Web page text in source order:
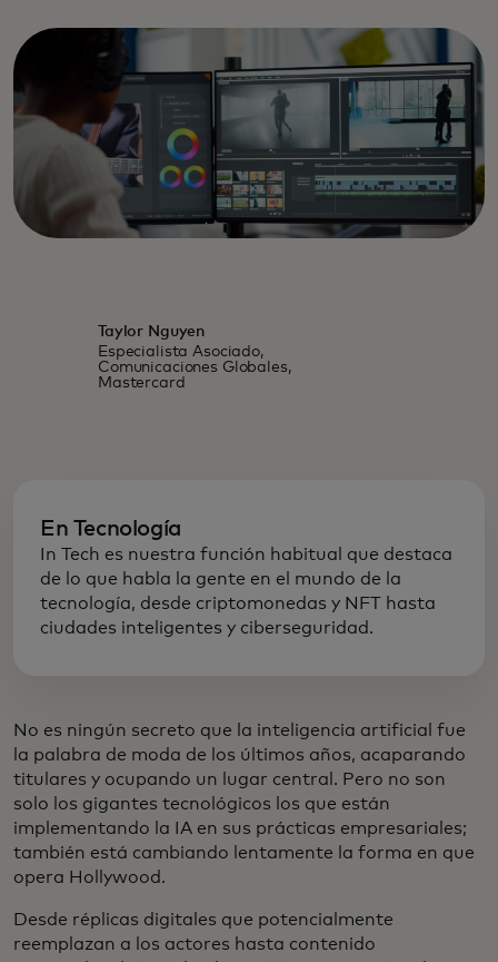
Taylor Nguyen
Especialista Asociado,
Comunicaciones Globales,
Mastercard
En Tecnología
In Tech es nuestra función habitual que destaca
de lo que habla la gente en el mundo de la
tecnología, desde criptomonedas y NFT hasta
ciudades inteligentes y ciberseguridad.
No es ningún secreto que la inteligencia artificial fue
la palabra de moda de los últimos años, acaparando
titulares y ocupando un lugar central. Pero no son
solo los gigantes tecnológicos los que están
implementando la IA en sus prácticas empresariales;
también está cambiando lentamente la forma en que
opera Hollywood.
Desde réplicas digitales que potencialmente
reemplazan a los actores hasta contenido